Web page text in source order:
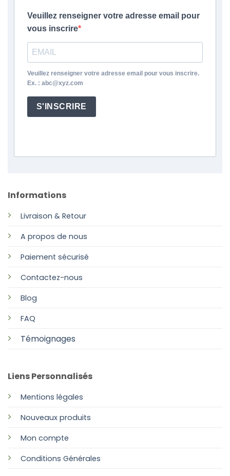
Informations
Livraison & Retour
A propos de nous
Paiement sécurisé
Contactez-nous
Blog
FAQ
Témoignages
Liens Personnalisés
Mentions légales
Nouveaux produits
Mon compte
Conditions Générales
Veuillez renseigner votre adresse email pour
vous inscrire
Veuillez renseigner votre adresse email pour vous inscrire.
Ex. : abc@xyz.com
S'INSCRIRE